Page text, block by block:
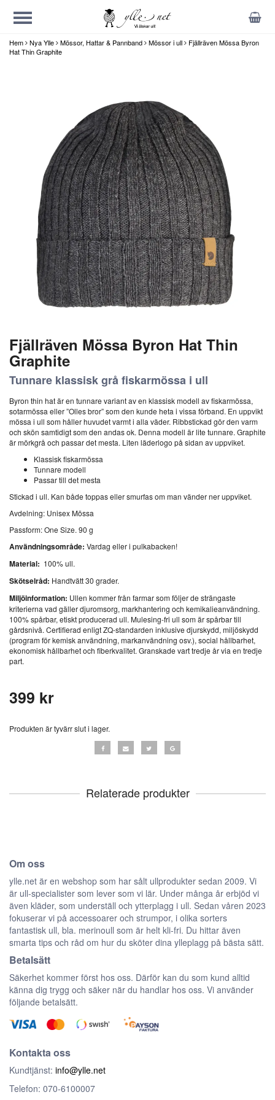
Hem Nya Ylle Mössor, Hattar & Pannband Mössor i ull
Fjällräven Mössa Byron
Hat Thin Graphite
Fjällräven Mössa Byron Hat Thin
Graphite
Tunnare klassisk grå fiskarmössa i ull
Byron thin hat är en tunnare variant av en klassisk modell av fiskarmössa,
sotarmössa eller ”Olles bror” som den kunde heta i vissa förband. En uppvikt
mössa i ull som håller huvudet varmt i alla väder. Ribbstickad gör den varm
och skön samtidigt som den andas ok. Denna modell är lite tunnare. Graphite
är mörkgrå och passar det mesta. Liten läderlogo på sidan av uppviket.
Klassisk fiskarmössa
Tunnare modell
Passar till det mesta
Stickad i ull. Kan både toppas eller smurfas om man vänder ner uppviket.
Avdelning: Unisex Mössa
Passform: One Size. 90 g
Användningsområde: Vardag eller i pulkabacken!
Material: 100% ull.
Skötselråd: Handtvätt 30 grader.
Miljöinformation: Ullen kommer från farmar som följer de strängaste
kriterierna vad gäller djuromsorg, markhantering och kemikalieanvändning.
100% spårbar, etiskt producerad ull. Mulesing-fri ull som är spårbar till
gårdsnivå. Certifierad enligt ZQ-standarden inklusive djurskydd, miljöskydd
(program för kemisk användning, markanvändning osv.), social hållbarhet,
ekonomisk hållbarhet och fiberkvalitet. Granskade vart tredje år via en tredje
part.
399 kr
Produkten är tyvärr slut i lager.
Relaterade produkter
Om oss
ylle.net är en webshop som har sålt ullprodukter sedan 2009. Vi
är ull-specialister som lever som vi lär. Under många år erbjöd vi
även kläder, som underställ och ytterplagg i ull. Sedan våren 2023
fokuserar vi på accessoarer och strumpor, i olika sorters
fantastisk ull, bla. merinoull som är helt kli-fri. Du hittar även
smarta tips och råd om hur du sköter dina ylleplagg på bästa sätt.
Betalsätt
Säkerhet kommer först hos oss. Därför kan du som kund alltid
känna dig trygg och säker när du handlar hos oss. Vi använder
följande betalsätt.
Kontakta oss
Kundtjänst: info@ylle.net
Telefon: 070-6100007